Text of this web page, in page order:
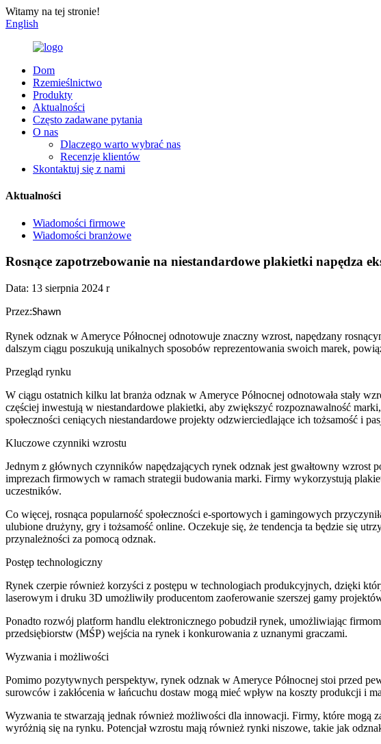
Witamy na tej stronie!
English
Dom
Rzemieślnictwo
Produkty
Aktualności
Często zadawane pytania
O nas
Dlaczego warto wybrać nas
Recenzje klientów
Skontaktuj się z nami
Aktualności
Wiadomości firmowe
Wiadomości branżowe
Rosnące zapotrzebowanie na niestandardowe plakietki napędza
Data: 13 sierpnia 2024 r
Przez:Shawn
Rynek odznak w Ameryce Północnej odnotowuje znaczny wzrost, napędzany
dalszym ciągu poszukują unikalnych sposobów reprezentowania swoich marek,
Przegląd rynku
W ciągu ostatnich kilku lat branża odznak w Ameryce Północnej odnotowała stały
częściej inwestują w niestandardowe plakietki, aby zwiększyć rozpoznawalność
społeczności ceniących niestandardowe projekty odzwierciedlające ich tożsamość i
Kluczowe czynniki wzrostu
Jednym z głównych czynników napędzających rynek odznak jest gwałtowny wzrost
imprezach firmowych w ramach strategii budowania marki. Firmy wykorzystują
uczestników.
Co więcej, rosnąca popularność społeczności e-sportowych i gamingowych
ulubione drużyny, gry i tożsamość online. Oczekuje się, że tendencja ta będzie się
przynależności za pomocą odznak.
Postęp technologiczny
Rynek czerpie również korzyści z postępu w technologiach produkcyjnych, dzięki
laserowym i druku 3D umożliwiły producentom zaoferowanie szerszej gamy
Ponadto rozwój platform handlu elektronicznego pobudził rynek, umożliwiając
przedsiębiorstw (MŚP) wejścia na rynek i konkurowania z uznanymi graczami.
Wyzwania i możliwości
Pomimo pozytywnych perspektyw, rynek odznak w Ameryce Północnej stoi przed
surowców i zakłócenia w łańcuchu dostaw mogą mieć wpływ na koszty produkcji i
Wyzwania te stwarzają jednak również możliwości dla innowacji. Firmy, które
wyróżnią się na rynku. Potencjał wzrostu mają również rynki niszowe, takie jak